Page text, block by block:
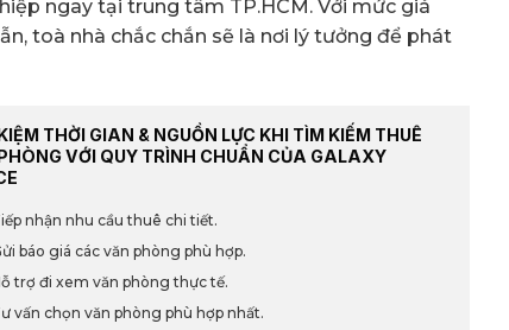
ngay tại trung tâm TP.HCM. Với mức giá
toà nhà chắc chắn sẽ là nơi lý tưởng để phát
THỜI GIAN & NGUỒN LỰC KHI TÌM KIẾM THUÊ
VỚI QUY TRÌNH CHUẨN CỦA GALAXY
nhận nhu cầu thuê chi tiết.
báo giá các văn phòng phù hợp.
trợ đi xem văn phòng thực tế.
vấn chọn văn phòng phù hợp nhất.